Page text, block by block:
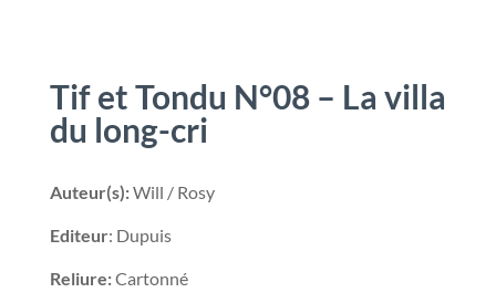
Tif et Tondu N°08 – La villa
du long-cri
Auteur(s):Will / Rosy
Editeur: Dupuis
Reliure:Cartonné